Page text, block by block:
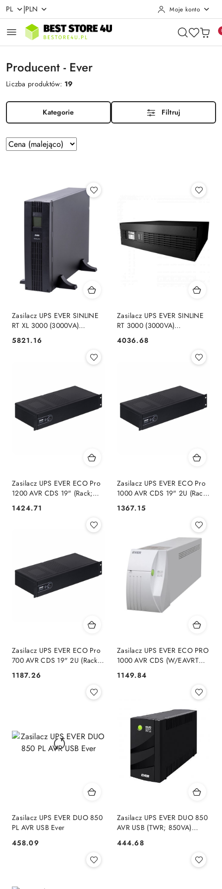
Przejdź do treści głównej
Przejdź do wyszukiwarki
Przejdź do moje konto
Przejdź do menu głównego
Przejdź do stopki
PL |PLN Moje konto
Producent - Ever
Liczba produktów: 19
Kategorie Filtruj
Zastosowano
sortowanie:
Sortuj
według
Zasilacz UPS EVER SINLINE
RT XL 3000 (3000VA)
(W/SRTXRT-003K00/00) Ever
Cena:
5821.16
Zasilacz UPS EVER SINLINE
RT 3000 (3000VA)
(W/SRTLRT-003K00/00) Ever
Cena:
4036.68
Zasilacz UPS EVER ECO Pro
1200 AVR CDS 19" (Rack;
001K20/00)
Cena:
1424.71
Zasilacz UPS EVER ECO Pro
1000 AVR CDS 19" 2U (Rack;
001K00/00)
Cena:
1367.15
Zasilacz UPS EVER ECO Pro
700 AVR CDS 19" 2U (Rack;
700VA) (W/EAVRRM-
000K70/00)
Cena:
1187.26
Zasilacz UPS EVER ECO PRO
1000 AVR CDS (W/EAVRTO-
001K00/00)
Cena:
1149.84
Zasilacz UPS EVER DUO 850
PL AVR USB Ever
Cena:
458.09
Zasilacz UPS EVER DUO 850
AVR USB (TWR; 850VA)
Cena:
444.68